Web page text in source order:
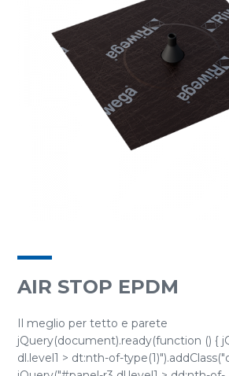
AIR STOP EPDM
Il meglio per tetto e parete
jQuery(document).ready(function () {
dl.level1 > dt:nth-of-